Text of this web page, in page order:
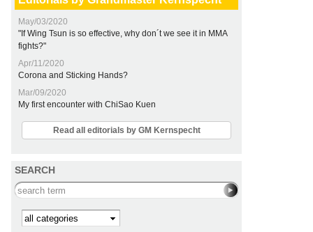
May/03/2020
"If Wing Tsun is so effective, why don´t we see it in MMA
fights?"
Apr/11/2020
Corona and Sticking Hands?
Mar/09/2020
My first encounter with ChiSao Kuen
Read all editorials by GM Kernspecht
SEARCH
Search this site
Kategorie